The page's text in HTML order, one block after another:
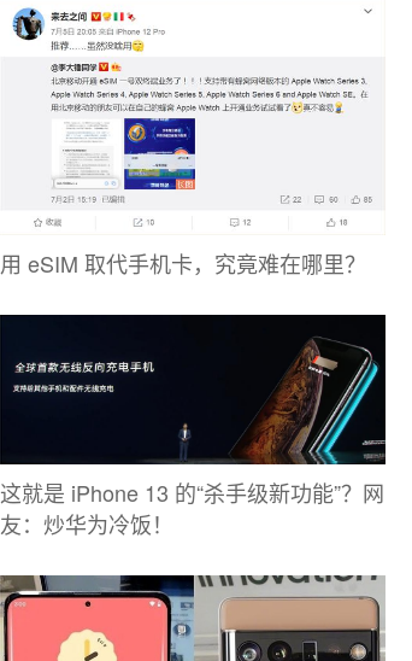
用 eSIM 取代手机卡，究竟难在哪里？
这就是 iPhone 13 的“杀手级新功能”？网
友：炒华为冷饭！